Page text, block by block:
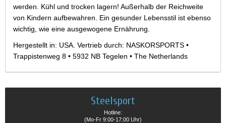
werden. Kühl und trocken lagern! Außerhalb der Reichweite
von Kindern aufbewahren. Ein gesunder Lebensstil ist ebenso
wichtig, wie eine ausgewogene Ernährung.
Hergestellt in: USA. Vertrieb durch: NASKORSPORTS •
Trappistenweg 8 • 5932 NB Tegelen • The Netherlands
Steelsport
Hotline:
(Mo-Fr 9:00-17:00 Uhr)